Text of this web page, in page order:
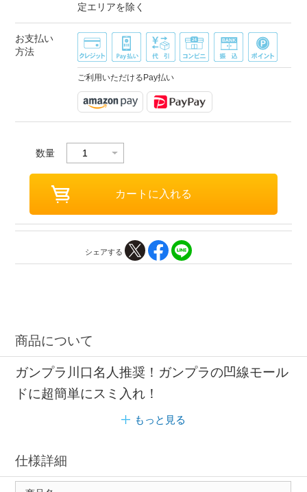
定エリアを除く
お支払い
方法
ご利用いただけるPay払い
数量
シェアする
商品について
ガンプラ川口名人推奨！ガンプラの凹線モール
ドに超簡単にスミ入れ！
もっと見る
仕様詳細